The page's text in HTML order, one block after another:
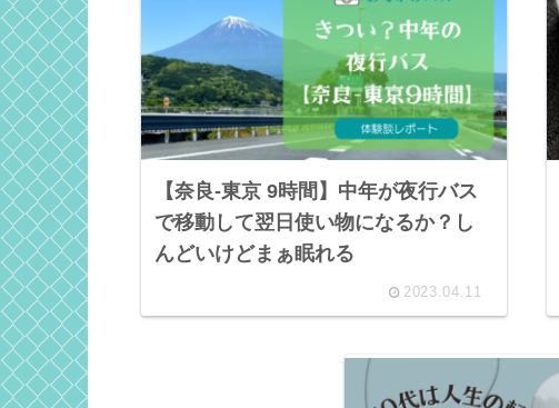
【奈良-東京 9時間】中年が夜行バス
で移動して翌日使い物になるか？し
んどいけどまぁ眠れる
2023.04.11